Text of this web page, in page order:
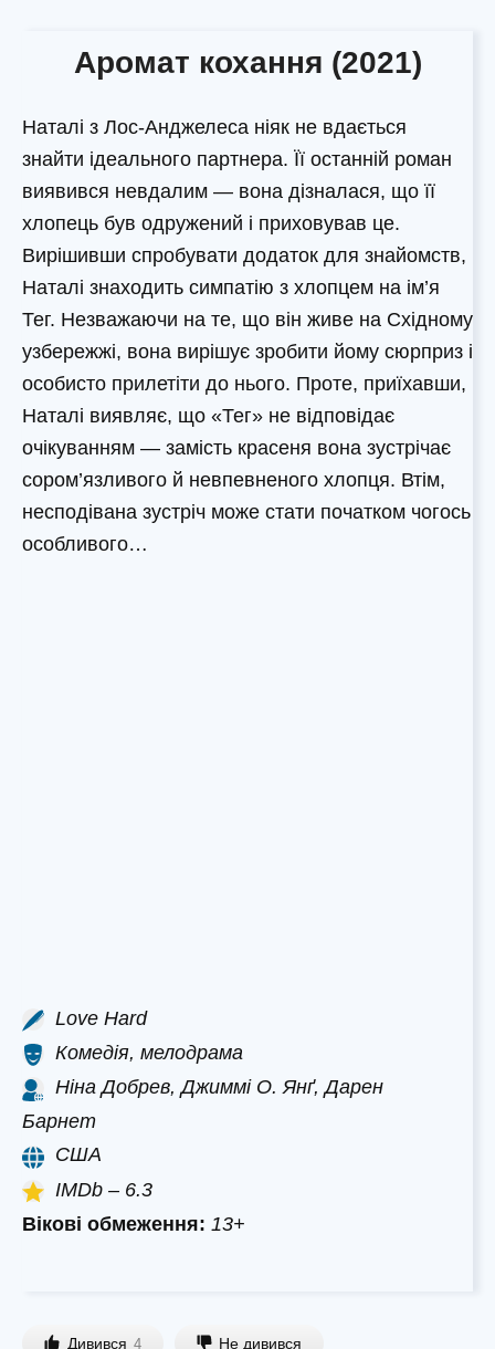
Аромат кохання (2021)
Наталі з Лос-Анджелеса ніяк не вдається
знайти ідеального партнера. Її останній роман
виявився невдалим — вона дізналася, що її
хлопець був одружений і приховував це.
Вирішивши спробувати додаток для знайомств,
Наталі знаходить симпатію з хлопцем на ім’я
Тег. Незважаючи на те, що він живе на Східному
узбережжі, вона вирішує зробити йому сюрприз і
особисто прилетіти до нього. Проте, приїхавши,
Наталі виявляє, що «Тег» не відповідає
очікуванням — замість красеня вона зустрічає
сором’язливого й невпевненого хлопця. Втім,
несподівана зустріч може стати початком чогось
особливого…
Love Hard
Комедія, мелодрама
Ніна Добрев, Джиммі О. Янґ, Дарен
Барнет
США
IMDb – 6.3
Вікові обмеження: 13+
Дивився 4 Не дивився